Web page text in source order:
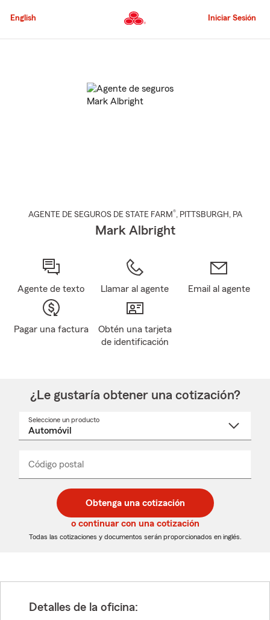
al
principal
English Iniciar Sesión
AGENTE DE SEGUROS DE STATE FARM®, PITTSBURGH , PA
Mark Albright
Agente de texto Llamar al agente Email al agente
Pagar una factura
Obtén una tarjeta
de identificación
¿Le gustaría obtener una cotización?
Seleccione un producto
desplegable
Código postal
de
5
dígitos
de
5
dígitos
_____
Obtenga una cotización
o continuar con una cotización
Todas las cotizaciones y documentos serán proporcionados en inglés.
Detalles de la oficina: